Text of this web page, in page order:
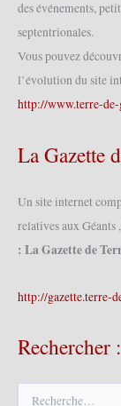
(20/09/2015)
des événements,
septentrionales.
Vous pouvez
l’évolution du site
http://www.terre-
La Gazette
Un site internet
relatives aux Géants
: La Gazette de
http://gazette.terre-
Rechercher :